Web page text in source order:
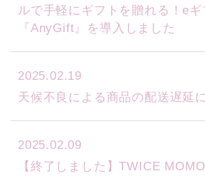
ルで手軽にギフトを贈れる！eギ
『AnyGift』を導入しました
2025.02.19
天候不良による商品の配送遅延
2025.02.09
【終了しました】TWICE